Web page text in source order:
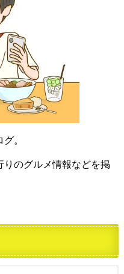
。
りのグルメ情報などを掲